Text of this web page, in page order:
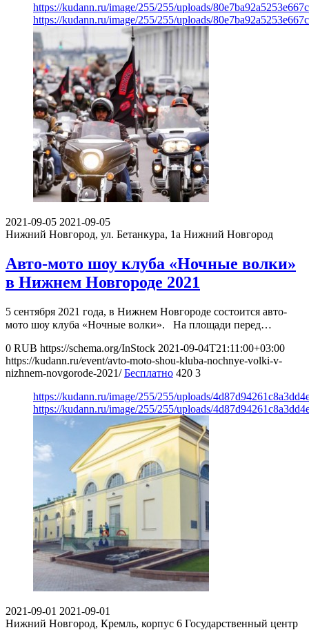
https://kudann.ru/image/255/255/uploads/
https://kudann.ru/image/255/255/uploads/
2021-09-05 2021-09-05
Нижний Новгород, ул. Бетанкура, 1а Нижний Новгород
Авто-мото шоу клуба «Ночные волки»
в Нижнем Новгороде 2021
5 сентября 2021 года, в Нижнем Новгороде состоится авто-
мото шоу клуба «Ночные волки».⠀На площади перед…
0 RUB https://schema.org/InStock 2021-09-04T21:11:00+03:00
https://kudann.ru/event/avto-moto-shou-kluba-nochnye-volki-v-
nizhnem-novgorode-2021/ Бесплатно 420 3
https://kudann.ru/image/255/255/uploads/
https://kudann.ru/image/255/255/uploads/
2021-09-01 2021-09-01
Нижний Новгород, Кремль, корпус 6 Государственный центр